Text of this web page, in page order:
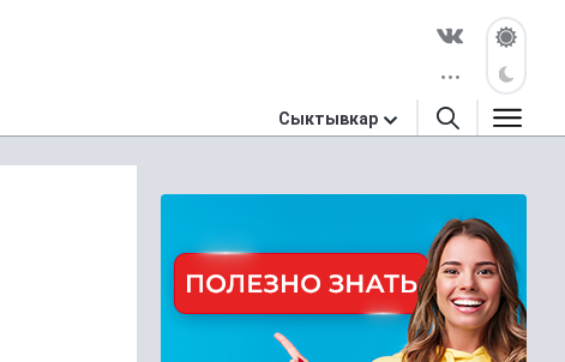
Сыктывкар